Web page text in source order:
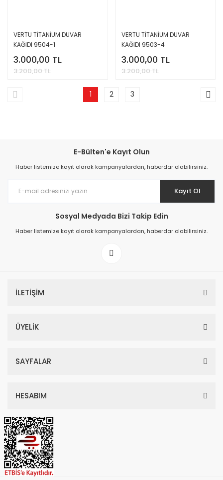
VERTU TİTANİUM DUVAR
KAĞIDI 9504-1
3.000,00 TL
3.200,00 TL
VERTU TİTANİUM DUVAR
KAĞIDI 9503-4
3.000,00 TL
3.200,00 TL
1 2 3
E-Bülten'e Kayıt Olun
Haber listemize kayıt olarak kampanyalardan, haberdar olabilirsiniz.
Kayıt Ol
Sosyal Medyada Bizi Takip Edin
Haber listemize kayıt olarak kampanyalardan, haberdar olabilirsiniz.
İLETİŞİM
ÜYELİK
SAYFALAR
HESABIM